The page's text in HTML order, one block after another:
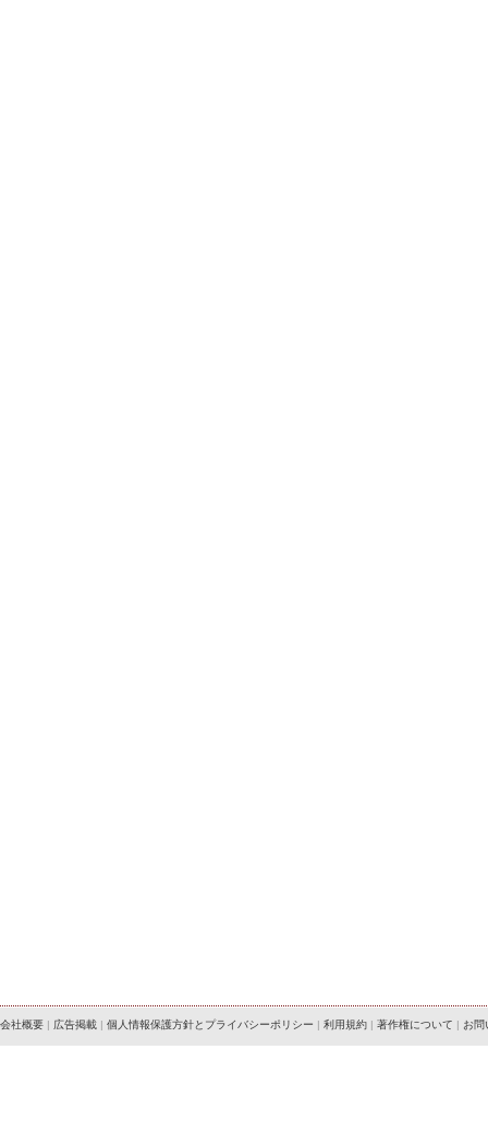
会社概要 | 広告掲載 | 個人情報保護方針とプライバシーポリシー | 利用規約 | 著作権について | お問